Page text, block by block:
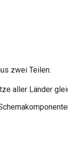
zwei Teilen:
aller Länder